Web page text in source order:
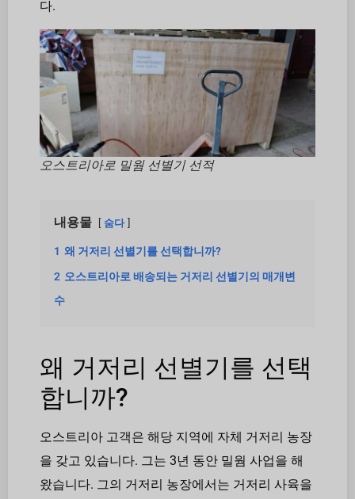
다.
오스트리아로 밀웜 선별기 선적
내용물 숨다
1 왜 거저리 선별기를 선택합니까?
2 오스트리아로 배송되는 거저리 선별기의 매개변
수
왜 거저리 선별기를 선택
합니까?
오스트리아 고객은 해당 지역에 자체 거저리 농장
을 갖고 있습니다. 그는 3년 동안 밀웜 사업을 해
왔습니다. 그의 거저리 농장에서는 거저리 사육을